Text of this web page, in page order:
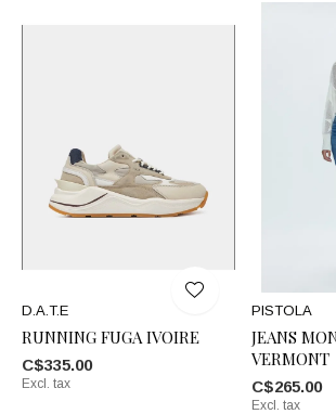
D.A.T.E
RUNNING FUGA IVOIRE
C$335.00
Excl. tax
PISTOLA
JEANS
VERMONT
C$265.00
Excl. tax